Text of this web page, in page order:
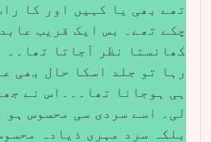
تھے بھی یا کہیں اور کا
چکے تھے۔ بس ایک قریب
کھانستا نظر آجاتا تھا۔۔
رہا تو جلد اسکا حال بھی
ہی ہوجانا تھا۔۔۔اس نے
لی۔ اسے سردی سی محسوس ہو
بلکہ سرد مہری ذیادہ